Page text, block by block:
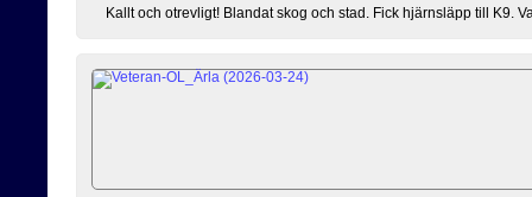
Kallt och otrevligt! Blandat skog och stad. Fick hjärnsläpp till K9.